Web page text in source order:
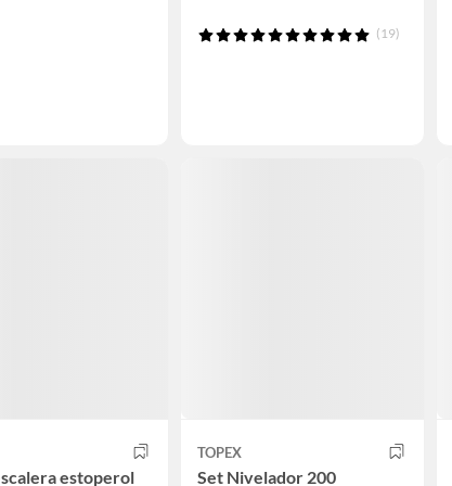
(19)
estoperol
TOPEX
Set Nivelador 200